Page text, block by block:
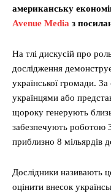
американську
Avenue Media з
На тлі дискусій про
дослідження
української громади. За
українцями або
щороку генерують
забезпечують роботою
приблизно 8 мільярдів
Дослідники
оцінити внесок